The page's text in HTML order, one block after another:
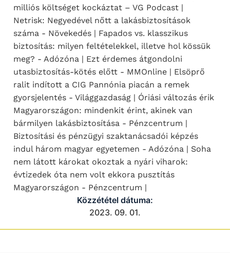
milliós költséget kockáztat – VG Podcast |
Netrisk: Negyedével nőtt a lakásbiztosítások
száma - Növekedés | Fapados vs. klasszikus
biztosítás: milyen feltételekkel, illetve hol kössük
meg? - Adózóna | Ezt érdemes átgondolni
utasbiztosítás-kötés előtt - MMOnline | Elsöprő
ralit indított a CIG Pannónia piacán a remek
gyorsjelentés - Világgazdaság | Óriási változás érik
Magyarországon: mindenkit érint, akinek van
bármilyen lakásbiztosítása - Pénzcentrum |
Biztosítási és pénzügyi szaktanácsadói képzés
indul három magyar egyetemen - Adózóna | Soha
nem látott károkat okoztak a nyári viharok:
évtizedek óta nem volt ekkora pusztítás
Magyarországon - Pénzcentrum |
Közzététel dátuma:
2023. 09. 01.